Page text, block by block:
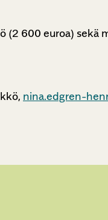
(2 600 euroa) sekä
nina.edgren-